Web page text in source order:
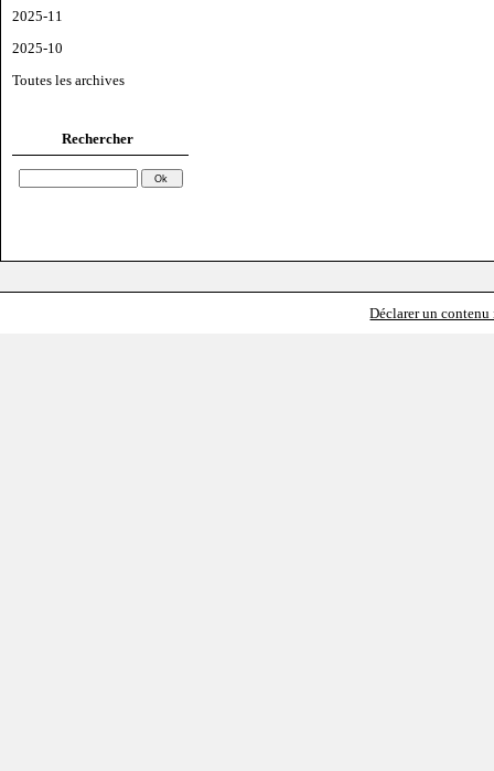
2025-11
2025-10
Toutes les archives
Rechercher
Déclarer un